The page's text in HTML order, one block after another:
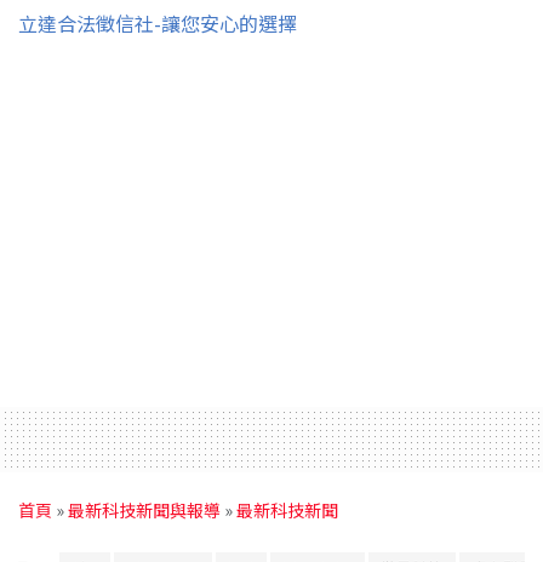
立達合法徵信社-讓您安心的選擇
首頁 »最新科技新聞與報導 »最新科技新聞